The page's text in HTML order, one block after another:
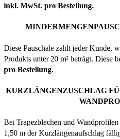
inkl. MwSt. pro Bestellung.
Diese Pauschale zahlt jeder Kunde,
Produkts unter 20 m² beträgt. Diese
pro Bestellung.
KURZLÄNGENZUSCHLAG
Bei Trapezblechen und
1,50 m der Kurzlängenaufschlag